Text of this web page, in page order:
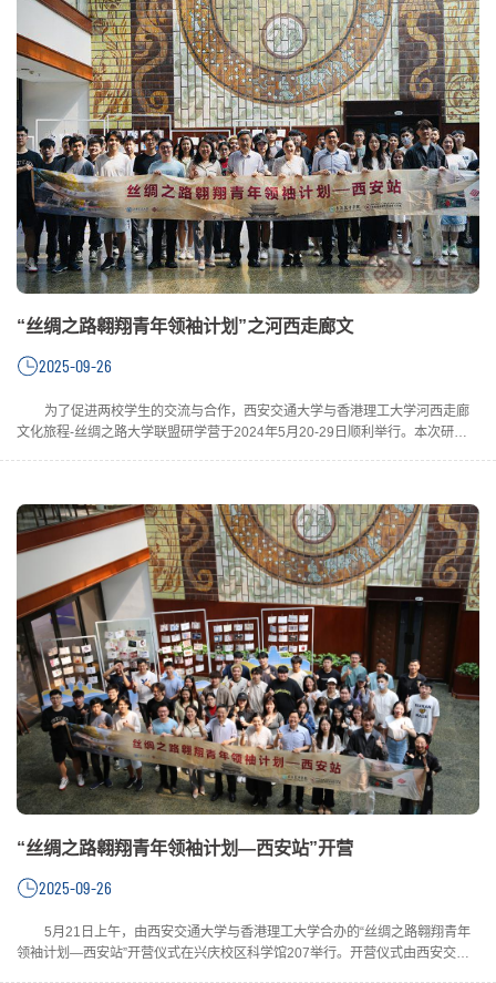
“丝绸之路翱翔青年领袖计划”之河西走廊文
2025-09-26
为了促进两校学生的交流与合作，西安交通大学与香港理工大学河西走廊
文化旅程-丝绸之路大学联盟研学营于2024年5月20-29日顺利举行。本次研学
“丝绸之路翱翔青年领袖计划—西安站”开营
2025-09-26
5月21日上午，由西安交通大学与香港理工大学合办的“丝绸之路翱翔青年
领袖计划—西安站”开营仪式在兴庆校区科学馆207举行。开营仪式由西安交通